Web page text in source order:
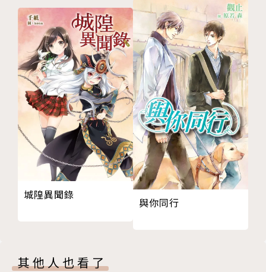
第八章 再毀
後記
版權頁
城隍異聞錄
與你同行
其他人也看了